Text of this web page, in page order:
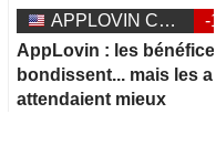
APPLOVIN CORPORATION
-
AppLovin : les
bondissent... mais les
attendaient mieux